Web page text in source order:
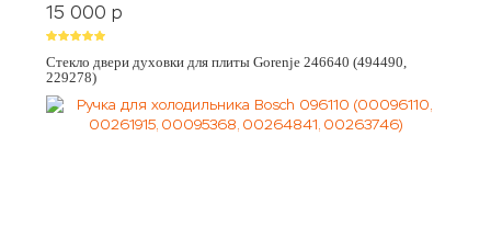
15 000 p
Стекло двери духовки для плиты Gorenje 246640 (494490,
229278)